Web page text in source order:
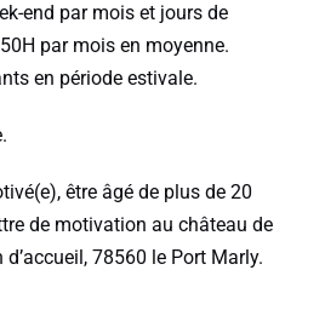
end par mois et jours de
par mois en moyenne.
en période estivale.
être âgé de plus de 20
de motivation au château de
78560 le Port Marly.